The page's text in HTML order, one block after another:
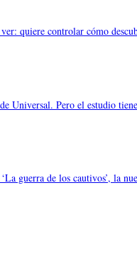
quiere controlar cómo
Universal. Pero el estudio
guerra de los cautivos’, la